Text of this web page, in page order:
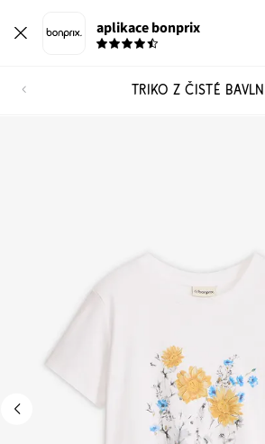
aplikace bonprix
TRIKO Z ČISTÉ